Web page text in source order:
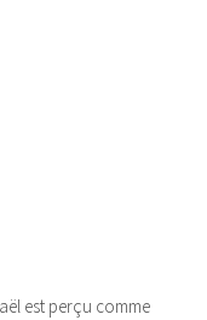
est perçu comme